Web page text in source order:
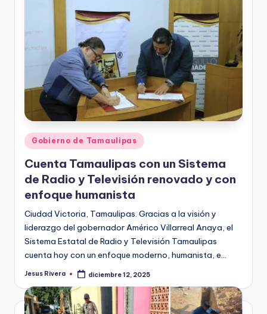
Publicado
en
Gobierno de Tamaulipas
Cuenta Tamaulipas con un Sistema
de Radio y Televisión renovado y con
enfoque humanista
Ciudad Victoria, Tamaulipas. Gracias a la visión y
liderazgo del gobernador Américo Villarreal Anaya, el
Sistema Estatal de Radio y Televisión Tamaulipas
cuenta hoy con un enfoque moderno, humanista, e…
Publicado
Jesus Rivera diciembre 12, 2025